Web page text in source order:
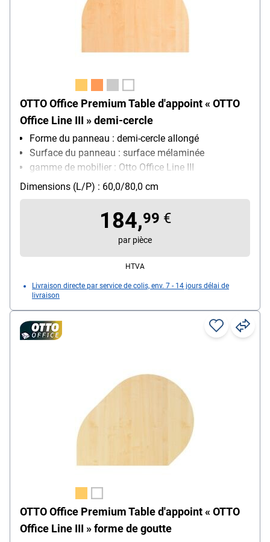
OTTO Office Premium Table d'appoint « OTTO
Office Line III » demi-cercle
Forme du panneau : demi-cercle allongé
Surface du panneau : surface mélaminée
gamme de mobilier : Otto Office Line III
Dimensions (L/P) : 60,0/80,0 cm
184,99 €
par pièce
HTVA
Livraison directe par service de colis, env. 7 - 14 jours délai de
livraison
OTTO Office Premium Table d'appoint « OTTO
Office Line III » forme de goutte